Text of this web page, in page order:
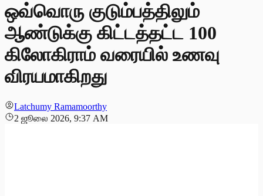
ஒவ்வொரு குடும்பத்திலும்
ஆண்டுக்கு கிட்டத்தட்ட 100
கிலோகிராம் வரையில் உணவு
விரயமாகிறது
Latchumy Ramamoorthy
2 ஜூலை 2026, 9:37 AM